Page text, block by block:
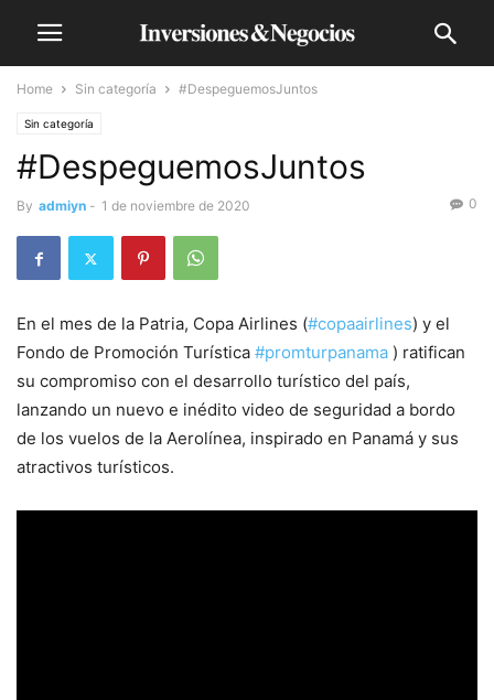
Home Sin categoría #DespeguemosJuntos
Sin categoría
#DespeguemosJuntos
By admiyn - 1 de noviembre de 2020 0
En el mes de la Patria, Copa Airlines (#copaairlines) y el
Fondo de Promoción Turística #promturpanama ) ratifican
su compromiso con el desarrollo turístico del país,
lanzando un nuevo e inédito video de seguridad a bordo
de los vuelos de la Aerolínea, inspirado en Panamá y sus
atractivos turísticos.